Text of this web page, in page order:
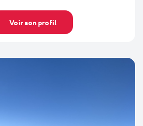
Voir son profil